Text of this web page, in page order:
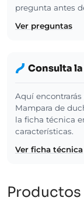
pregunta antes
Ver preguntas
Consulta
Aquí
Mampara de
la ficha técnica
características.
Ver ficha técnica